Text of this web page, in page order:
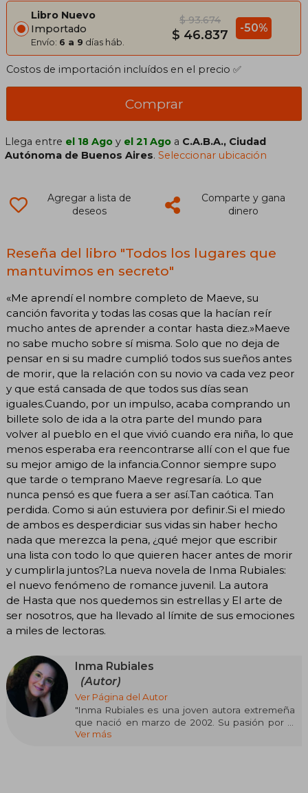
Libro Nuevo
Importado
Envío: 6 a 9 días háb.
$ 93.674
$ 46.837 -50%
Costos de importación incluídos en el precio ✅
Comprar
Llega entre el 18 Ago y el 21 Ago a C.A.B.A., Ciudad
Autónoma de Buenos Aires.Seleccionar ubicación
Agregar a lista de
deseos
Comparte y gana
dinero
Reseña del libro "Todos los lugares que
mantuvimos en secreto"
«Me aprendí el nombre completo de Maeve, su
canción favorita y todas las cosas que la hacían reír
mucho antes de aprender a contar hasta diez.»Maeve
no sabe mucho sobre sí misma. Solo que no deja de
pensar en si su madre cumplió todos sus sueños antes
de morir, que la relación con su novio va cada vez peor
y que está cansada de que todos sus días sean
iguales.Cuando, por un impulso, acaba comprando un
billete solo de ida a la otra parte del mundo para
volver al pueblo en el que vivió cuando era niña, lo que
menos esperaba era reencontrarse allí con el que fue
su mejor amigo de la infancia.Connor siempre supo
que tarde o temprano Maeve regresaría. Lo que
nunca pensó es que fuera a ser así.Tan caótica. Tan
perdida. Como si aún estuviera por definir.Si el miedo
de ambos es desperdiciar sus vidas sin haber hecho
nada que merezca la pena, ¿qué mejor que escribir
una lista con todo lo que quieren hacer antes de morir
y cumplirla juntos?La nueva novela de Inma Rubiales:
el nuevo fenómeno de romance juvenil. La autora
de Hasta que nos quedemos sin estrellas y El arte de
ser nosotros, que ha llevado al límite de sus emociones
a miles de lectoras.
Inma Rubiales
(Autor)
Ver Página del Autor
"Inma Rubiales es una joven autora extremeña
que nació en marzo de 2002. Su pasión por la
literatura surgió cuando solo era una niña, y,
Ver más